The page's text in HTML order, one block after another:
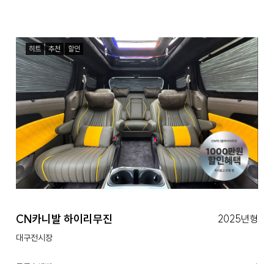
히트 추천 할인
CN카니발 하이리무진 2025년형
대구전시장